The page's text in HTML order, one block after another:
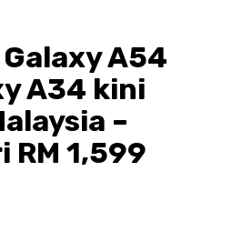
A54
A34 kini
–
RM 1,599